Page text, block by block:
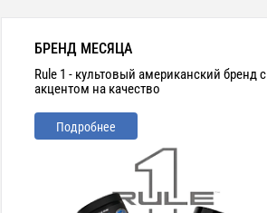
БРЕНД МЕСЯЦА
Rule 1 - культовый американский бренд с
акцентом на качество
Подробнее